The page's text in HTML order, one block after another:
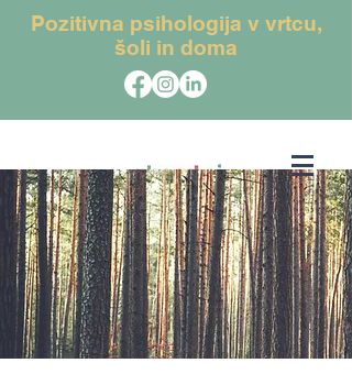
Pozitivna psihologija v vrtcu,
šoli in doma